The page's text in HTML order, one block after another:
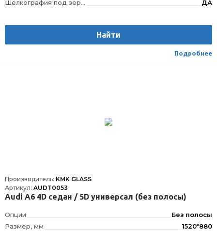
Шелкография под зеркало заднего вида
ДА
Шелкография
Да
Спереди
Найти
Подробнее
Производитель: KMK GLASS
Артикул: AUDT0053
Audi A6 4D седан / 5D универсал (без полосы)
Опции
Без полосы
Размер, мм
1520*880